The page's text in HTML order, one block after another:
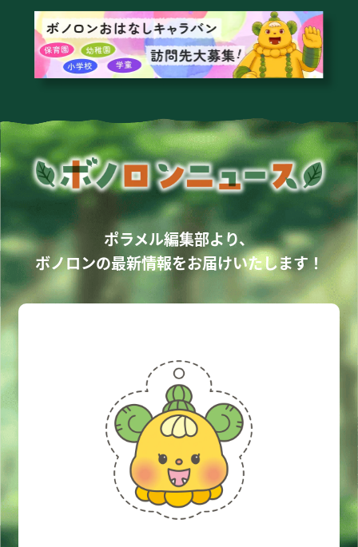
ポラメル編集部より、
ボノロンの最新情報をお届けいたします！